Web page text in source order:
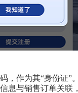
，作为其“身份证”。
息与销售订单关联